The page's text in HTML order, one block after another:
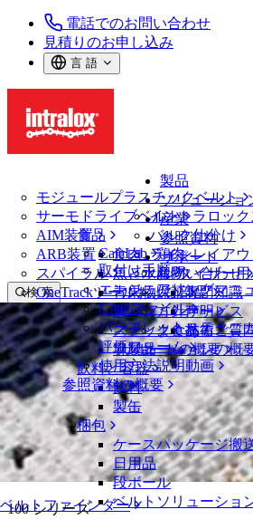
電話でのお問い合わせ
見積りのお申し込み
言 語
製品
モジュールプラスチックベルト
サーモドライブベルト
AIM装置
ARB装置
スパイラル
OneTrackツールおよび部品
ベルトファインダー
ソリューショ
イントラロック
バルク仕分け
ラインレイア
パレタイザー
専門知識
サービス
技術
ソリューションの概
産業
食品
食肉、鶏肉
魚と水産物
青果物
製パン
スナック食品
乳製品
飲料と容器
飲料
製缶
梱包
ケースパッケージ搬
日用品
段ボール
ベルトソリューショ
参照資料
CalcLab
取付け手順
エンジニアリングマニ
CADファイル
パンフレット・テクニ
評価フォーム
使用方法説明動画
参照資料の概要
サポート
お問い合わせ
保証
方針声明
よくあるご質
サポートの概要
検 索
メニューを開く
ベルトファインダー
ベルトファインダー
モジュールプラスチックベルト
100 シリーズ
ストリームライン／ノークリン
ストリームライン／ノ
100 シリーズ